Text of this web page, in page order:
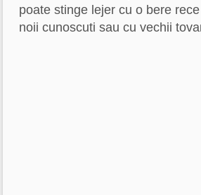
poate stinge lejer cu o bere
noii cunoscuti sau cu vechii